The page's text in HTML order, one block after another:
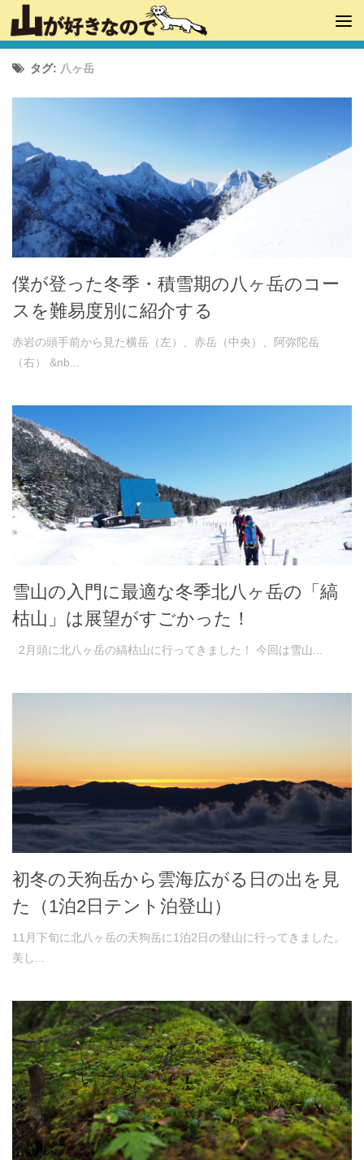
タグ: 八ヶ岳
僕が登った冬季・積雪期の八ヶ岳のコー
スを難易度別に紹介する
赤岩の頭手前から見た横岳（左）、赤岳（中央）、阿弥陀岳
（右） &nb...
雪山の入門に最適な冬季北八ヶ岳の「縞
枯山」は展望がすごかった！
2月頭に北八ヶ岳の縞枯山に行ってきました！ 今回は雪山...
初冬の天狗岳から雲海広がる日の出を見
た（1泊2日テント泊登山）
11月下旬に北八ヶ岳の天狗岳に1泊2日の登山に行ってきました。
美し...